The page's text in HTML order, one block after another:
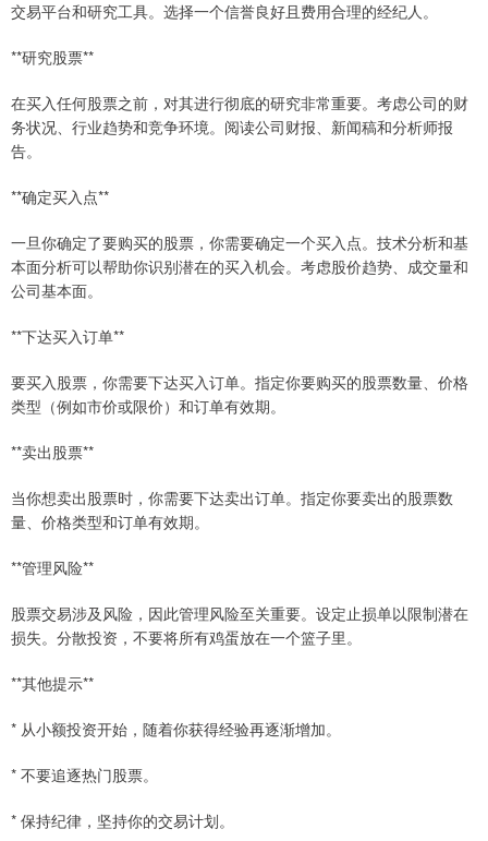
交易平台和研究工具。选择一个信誉良好且费用合理的经纪人。
**研究股票**
在买入任何股票之前，对其进行彻底的研究非常重要。考虑公司的财
务状况、行业趋势和竞争环境。阅读公司财报、新闻稿和分析师报
告。
**确定买入点**
一旦你确定了要购买的股票，你需要确定一个买入点。技术分析和基
本面分析可以帮助你识别潜在的买入机会。考虑股价趋势、成交量和
公司基本面。
**下达买入订单**
要买入股票，你需要下达买入订单。指定你要购买的股票数量、价格
类型（例如市价或限价）和订单有效期。
**卖出股票**
当你想卖出股票时，你需要下达卖出订单。指定你要卖出的股票数
量、价格类型和订单有效期。
**管理风险**
股票交易涉及风险，因此管理风险至关重要。设定止损单以限制潜在
损失。分散投资，不要将所有鸡蛋放在一个篮子里。
**其他提示**
* 从小额投资开始，随着你获得经验再逐渐增加。
* 不要追逐热门股票。
* 保持纪律，坚持你的交易计划。